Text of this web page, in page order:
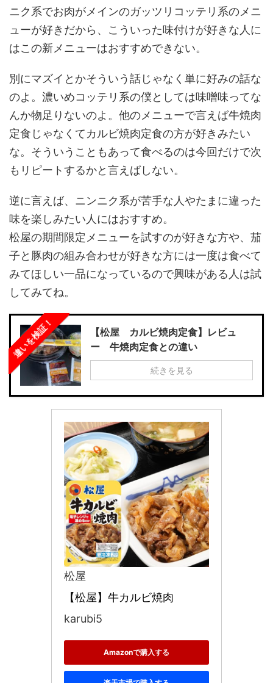
ニク系でお肉がメインのガッツリコッテリ系のメニ
ューが好きだから、こういった味付けが好きな人に
はこの新メニューはおすすめできない。
別にマズイとかそういう話じゃなく単に好みの話な
のよ。濃いめコッテリ系の僕としては味噌味ってな
んか物足りないのよ。他のメニューで言えば牛焼肉
定食じゃなくてカルビ焼肉定食の方が好きみたい
な。そういうこともあって食べるのは今回だけで次
もリピートするかと言えばしない。
逆に言えば、ニンニク系が苦手な人やたまに違った
味を楽しみたい人にはおすすめ。
松屋の期間限定メニューを試すのが好きな方や、茄
子と豚肉の組み合わせが好きな方には一度は食べて
みてほしい一品になっているので興味がある人は試
してみてね。
違いを検証！
【松屋 カルビ焼肉定食】レビュ
ー 牛焼肉定食との違い
続きを見る
松屋
【松屋】牛カルビ焼肉
karubi5
Amazonで購入する